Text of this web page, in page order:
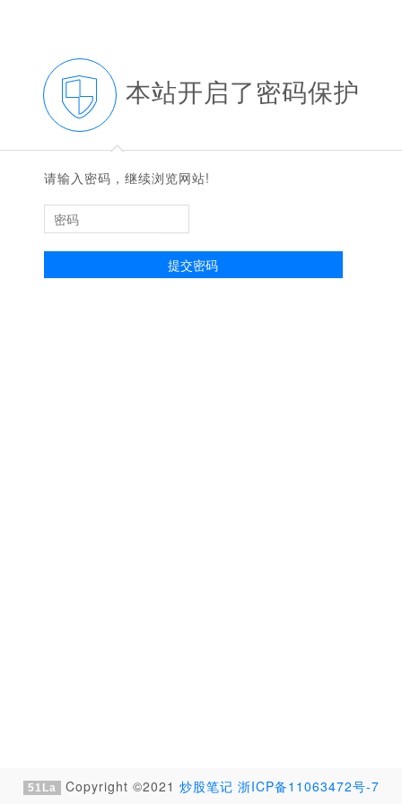
本站开启了密码保护
◆
◆
请输入密码，继续浏览网站!
提交密码
51La Copyright ©2021 炒股笔记 浙ICP备11063472号-7